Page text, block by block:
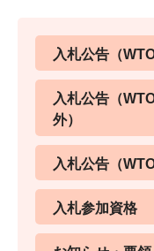
入札公告（
入札公告（
外）
入札公告（
入札参加資格